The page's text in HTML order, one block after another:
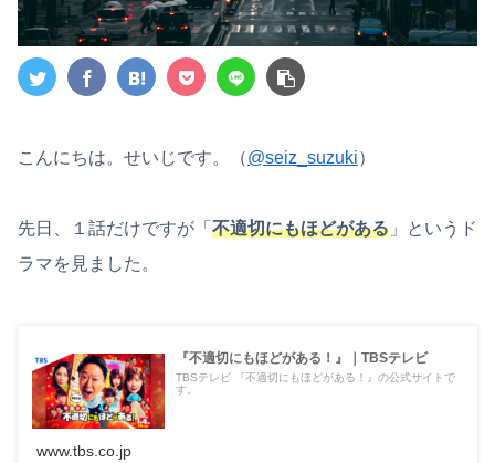
こんにちは。せいじです。（@seiz_suzuki）
先日、１話だけですが「 不適切にもほどがある 」というド
ラマを見ました。
『不適切にもほどがある！』｜TBSテレビ
TBSテレビ 『不適切にもほどがある！』の公式サイトで
す。
www.tbs.co.jp